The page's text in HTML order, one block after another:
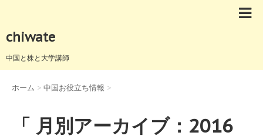
chiwate
中国と株と大学講師
ホーム > 中国お役立ち情報 >
「 月別アーカイブ：2016